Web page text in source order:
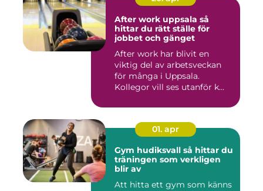
After work uppsala så
hittar du rätt ställe för
jobbet och gänget
After work har blivit en
viktig del av arbetsveckan
för många i Uppsala.
Kollegor vill ses utanför k...
01. apr
Gym hudiksvall så hittar du
träningen som verkligen
blir av
Att hitta ett gym som känns